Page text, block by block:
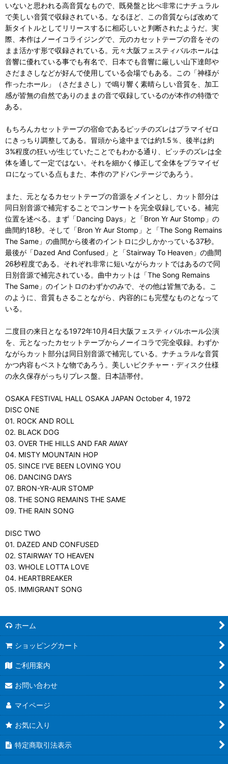
いないと思われる高音質なもので、既発盤と比べ非常にナチュラル
で美しい音質で収録されている。なるほど、この音質ならば改めて
新タイトルとしてリリースするに相応しいと判断されたようだ。実
際、本作はノーイコライジングで、元のカセットテープの音をその
まま活かす形で収録されている。元々大阪フェスティバルホールは
音響に優れている事でも有名で、日本でも音響に厳しい山下達郎や
さだまさしなどが好んで使用している会場でもある。この「神様が
作ったホール」（さだまさし）で鳴り響く素晴らしい音質を、加工
感が皆無の自然でありのままの音で収録しているのが本作の特徴で
ある。
もちろんカセットテープの宿命であるピッチのズレはプラマイゼロ
にきっちり調整してある。冒頭から途中までは約1.5％、後半は約
3%程度の狂いが生じていたことでもわかる通り、ピッチのズレは全
体を通して一定ではない。それを細かく修正して全体をプラマイゼ
ロになっている点もまた、本作のアドバンテージであろう。
また、元となるカセットテープの音源をメインとし、カット部分は
同日別音源で補完することでコンサートを完全収録している。補完
位置を述べる。まず「Dancing Days」と「Bron Yr Aur Stomp」の
曲間約18秒。そして「Bron Yr Aur Stomp」と「The Song Remains
The Same」の曲間から後者のイントロに少しかかっている37秒。
最後が「Dazed And Confused」と「Stairway To Heaven」の曲間
26秒程度である。それぞれ非常に短いながらカットではあるので同
日別音源で補完されている。曲中カットは「The Song Remains
The Same」のイントロのわずかのみで、その他は皆無である。こ
のように、音質もさることながら、内容的にも完璧なものとなって
いる。
二度目の来日となる1972年10月4日大阪フェスティバルホール公演
を、元となったカセットテープからノーイコラで完全収録。わずか
ながらカット部分は同日別音源で補完している。ナチュラルな音質
かつ内容もベストな物であろう。美しいピクチャー・ディスク仕様
の永久保存がっちりプレス盤。日本語帯付。
OSAKA FESTIVAL HALL OSAKA JAPAN October 4, 1972
DISC ONE
01. ROCK AND ROLL
02. BLACK DOG
03. OVER THE HILLS AND FAR AWAY
04. MISTY MOUNTAIN HOP
05. SINCE I'VE BEEN LOVING YOU
06. DANCING DAYS
07. BRON-YR-AUR STOMP
08. THE SONG REMAINS THE SAME
09. THE RAIN SONG
DISC TWO
01. DAZED AND CONFUSED
02. STAIRWAY TO HEAVEN
03. WHOLE LOTTA LOVE
04. HEARTBREAKER
05. IMMIGRANT SONG
ホーム
ショッピングカート
ご利用案内
お問い合わせ
マイページ
お気に入り
特定商取引法表示